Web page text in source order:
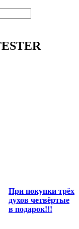
При покупки трёх
духов четвёртые
в подарок!!!